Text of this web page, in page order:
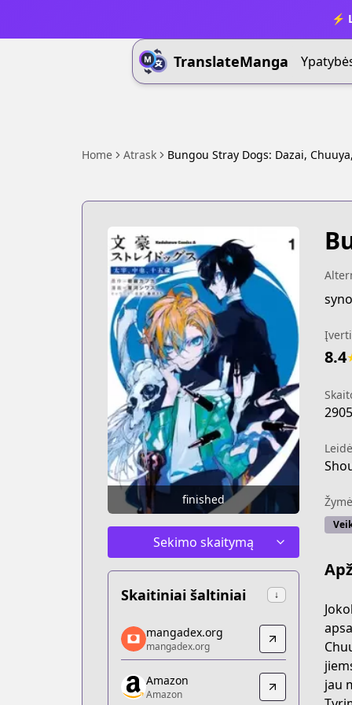
⚡
TranslateManga
Home Atrask Bungou Stray Dogs: Dazai,
finished
Sekimo skaitymą
Skaitiniai šaltiniai ↓
mangadex.org
mangadex.org
https://mangadex.org/title/d8dcbff1-
Amazon
mangadex.org
mangadex.org
Amazon
Amazon
8.4
2905
jau